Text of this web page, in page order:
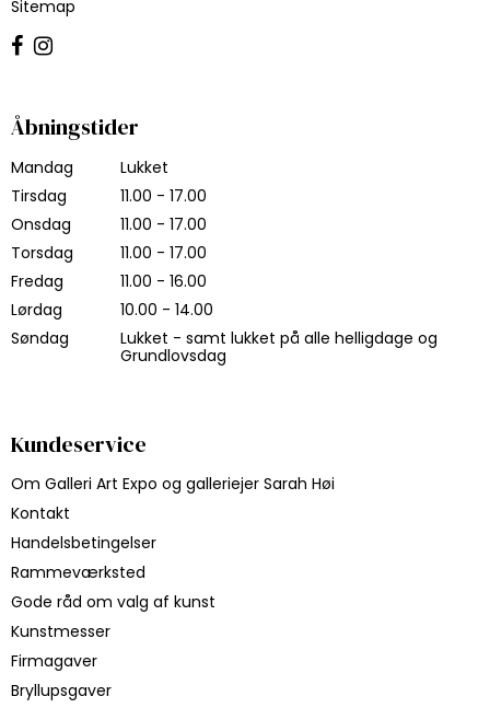
Sitemap
Åbningstider
Mandag
Lukket
Tirsdag
11.00 - 17.00
Onsdag
11.00 - 17.00
Torsdag
11.00 - 17.00
Fredag
11.00 - 16.00
Lørdag
10.00 - 14.00
Søndag
Lukket - samt lukket på alle helligdage og
Grundlovsdag
Kundeservice
Om Galleri Art Expo og galleriejer Sarah Høi
Kontakt
Handelsbetingelser
Rammeværksted
Gode råd om valg af kunst
Kunstmesser
Firmagaver
Bryllupsgaver